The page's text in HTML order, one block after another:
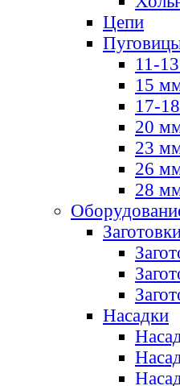
Цепи
11-
15
17-
20
23
26
28
Насадки